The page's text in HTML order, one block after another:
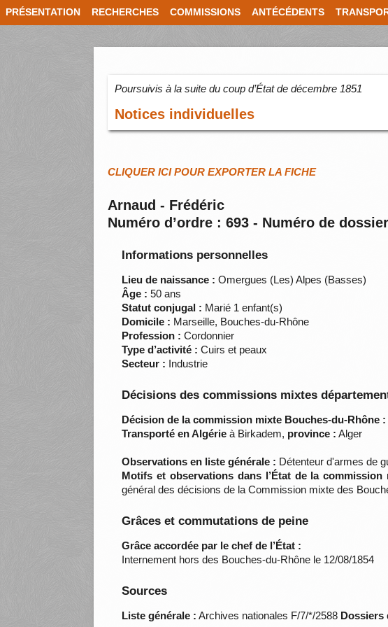
PRÉSENTATION RECHERCHES COMMISSIONS ANTÉCÉDENTS
Poursuivis à la suite du coup d’État de décembre 1851
Notices individuelles
CLIQUER ICI POUR EXPORTER LA FICHE
Arnaud - Frédéric
Numéro d’ordre : 693 - Numéro de
Informations personnelles
Lieu de naissance : Omergues (Les) Alpes (Basses)
Âge : 50 ans
Statut conjugal : Marié 1 enfant(s)
Domicile : Marseille, Bouches-du-Rhône
Profession : Cordonnier
Type d’activité : Cuirs et peaux
Secteur : Industrie
Décisions des commissions mixtes
Décision de la commission mixte Bouches-du-Rhône :
Transporté en Algérie à Birkadem, province : Alger
Observations en liste générale : Détenteur d'armes de
Motifs et observations dans l’État de la commission
général des décisions de la Commission mixte des
Grâces et commutations de peine
Grâce accordée par le chef de l’État :
Internement hors des Bouches-du-Rhône le 12/08/1854
Sources
Liste générale : Archives nationales F/7/*/2588 Dossiers